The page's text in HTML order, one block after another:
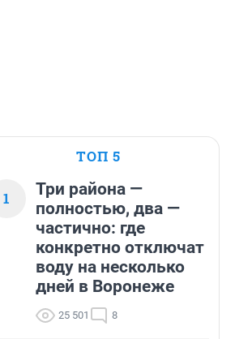
ТОП 5
1
Три района —
полностью, два —
частично: где
конкретно отключат
воду на несколько
дней в Воронеже
25 501 8